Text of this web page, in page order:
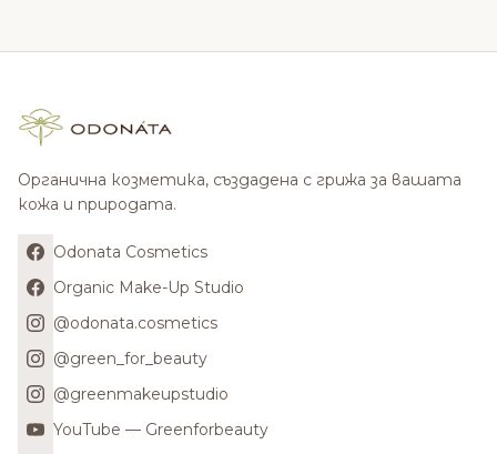
Органична козметика, създадена с грижа за вашата
кожа и природата.
Odonata Cosmetics
Organic Make-Up Studio
@odonata.cosmetics
@green_for_beauty
@greenmakeupstudio
YouTube — Greenforbeauty